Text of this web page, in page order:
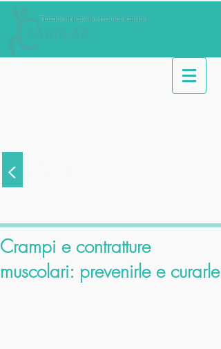
<
Crampi e contratture
muscolari: prevenirle e curarle